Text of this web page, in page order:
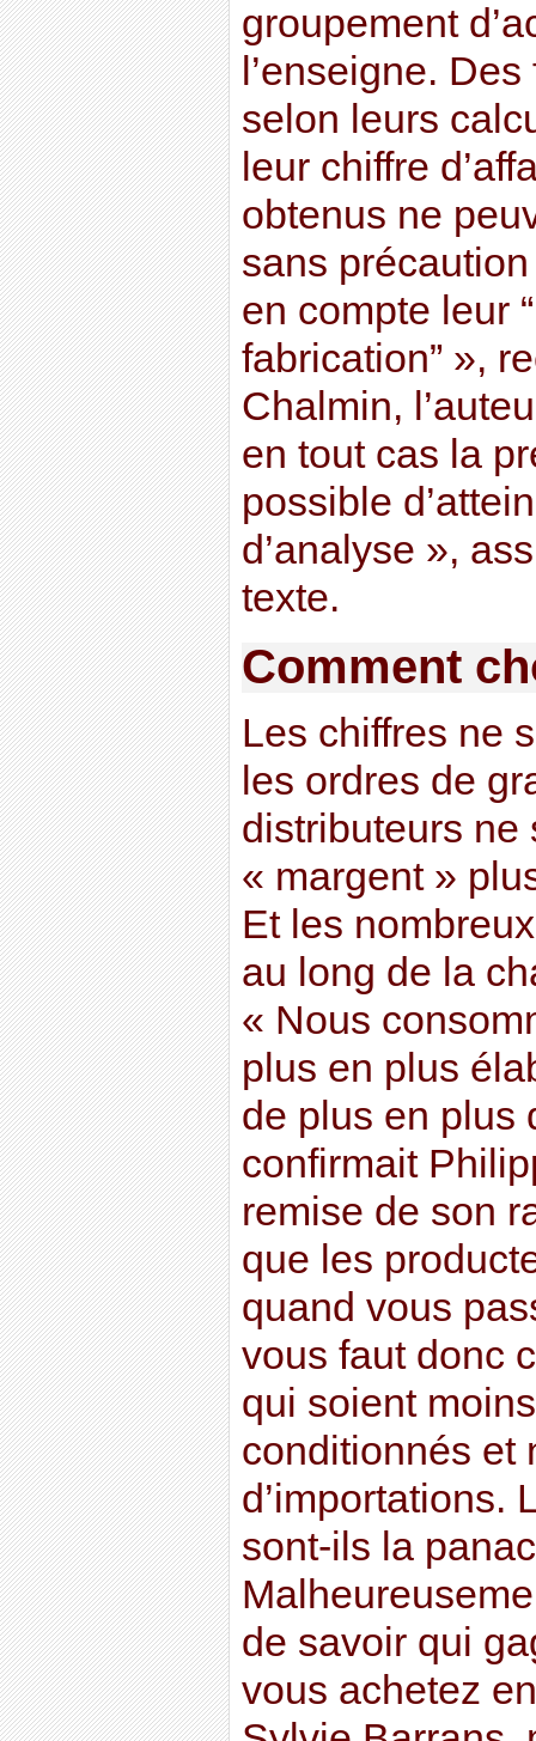
groupement
l’enseigne.
selon leurs
leur chiffre
obtenus ne
sans
en compte leur
fabrication” »,
Chalmin,
en tout cas la
possible
d’analyse »,
texte.
Comment
Les chiffres ne
les ordres de
distributeurs ne
« margent »
Et les
au long de la
« Nous
plus en plus
de plus en plus
confirmait
remise de son
que les
quand vous
vous faut donc
qui soient
conditionnés et
d’importations.
sont-ils la
de savoir qui
vous achetez